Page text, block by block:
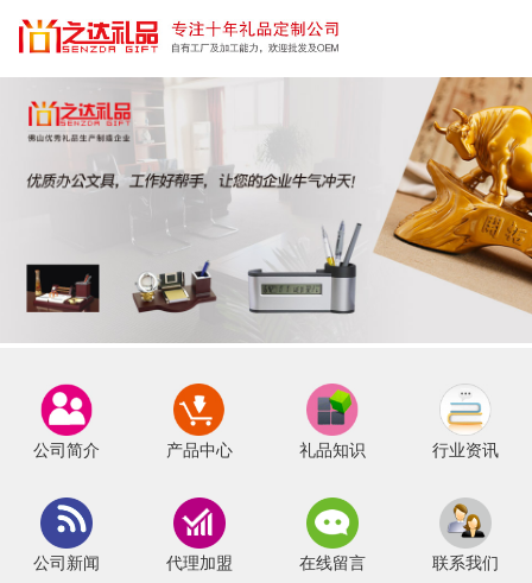
公司简介 产品中心 礼品知识 行业资讯
公司新闻 代理加盟 在线留言 联系我们